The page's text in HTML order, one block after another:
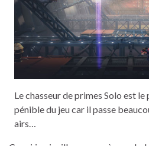
Le chasseur de primes Solo est
pénible du jeu car il passe
airs…